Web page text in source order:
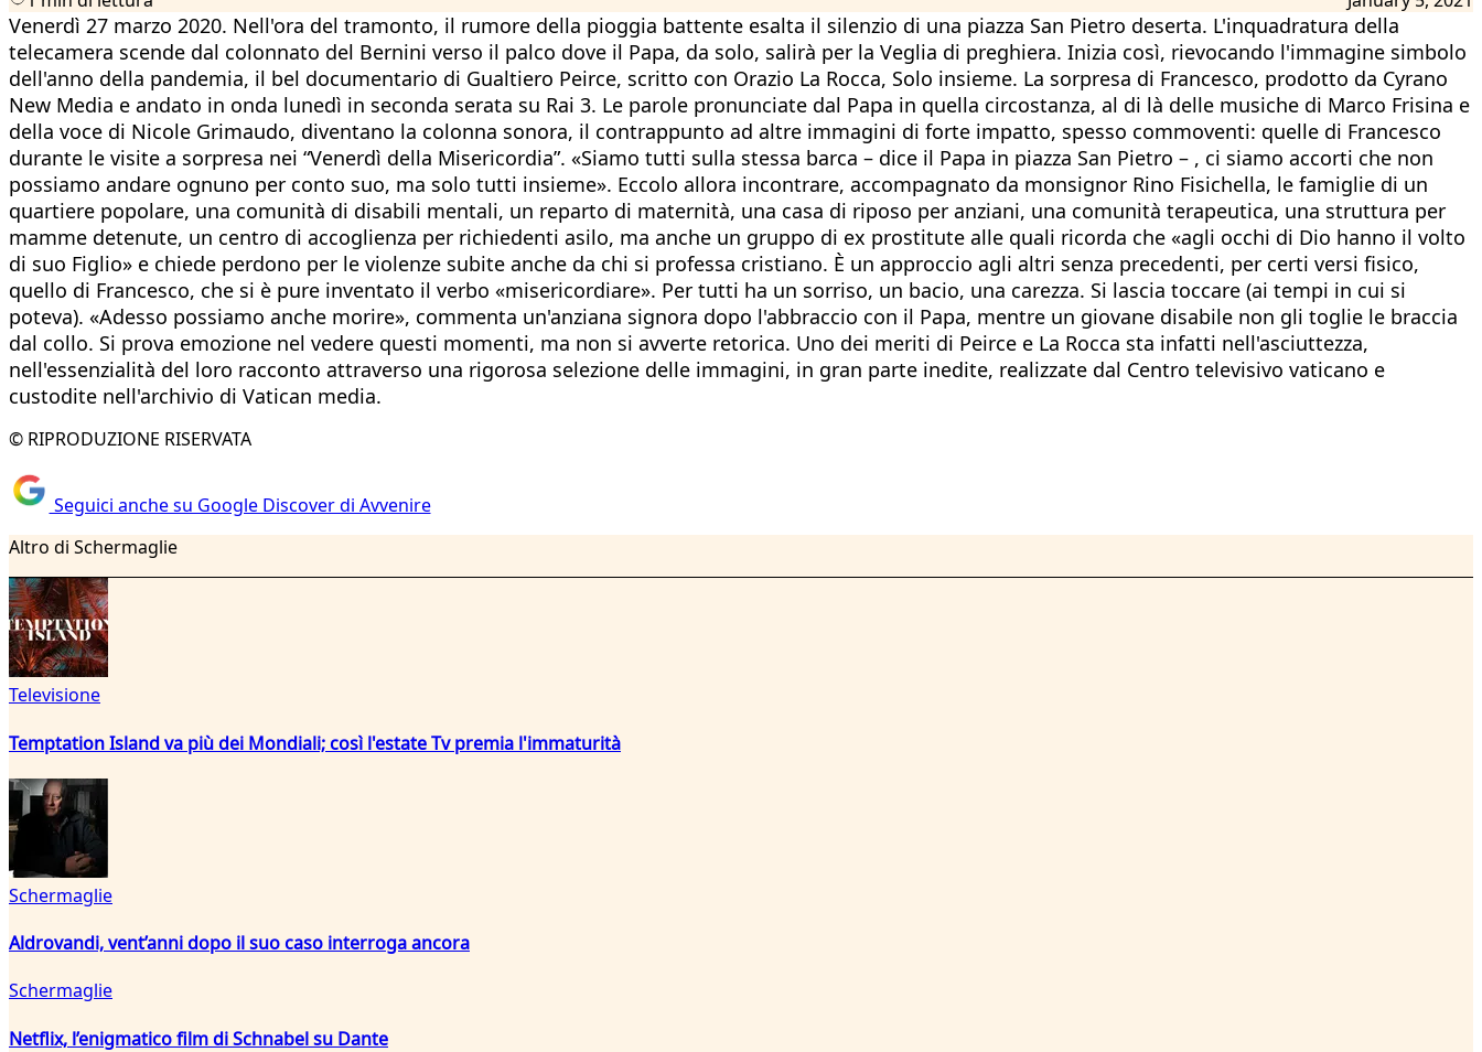
Venerdì 27 marzo 2020. Nell'ora del tramonto, il rumore della pioggia battente esalta il silenzio di una piazza San Pietro deserta. L'inquadratura della
telecamera scende dal colonnato del Bernini verso il palco dove il Papa, da solo, salirà per la Veglia di preghiera. Inizia così, rievocando l'immagine simbolo
dell'anno della pandemia, il bel documentario di Gualtiero Peirce, scritto con Orazio La Rocca, Solo insieme. La sorpresa di Francesco, prodotto da Cyrano
New Media e andato in onda lunedì in seconda serata su Rai 3. Le parole pronunciate dal Papa in quella circostanza, al di là delle musiche di Marco Frisina e
della voce di Nicole Grimaudo, diventano la colonna sonora, il contrappunto ad altre immagini di forte impatto, spesso commoventi: quelle di Francesco
durante le visite a sorpresa nei “Venerdì della Misericordia”. «Siamo tutti sulla stessa barca – dice il Papa in piazza San Pietro – , ci siamo accorti che non
possiamo andare ognuno per conto suo, ma solo tutti insieme». Eccolo allora incontrare, accompagnato da monsignor Rino Fisichella, le famiglie di un
quartiere popolare, una comunità di disabili mentali, un reparto di maternità, una casa di riposo per anziani, una comunità terapeutica, una struttura per
mamme detenute, un centro di accoglienza per richiedenti asilo, ma anche un gruppo di ex prostitute alle quali ricorda che «agli occhi di Dio hanno il volto
di suo Figlio» e chiede perdono per le violenze subite anche da chi si professa cristiano. È un approccio agli altri senza precedenti, per certi versi fisico,
quello di Francesco, che si è pure inventato il verbo «misericordiare». Per tutti ha un sorriso, un bacio, una carezza. Si lascia toccare (ai tempi in cui si
poteva). «Adesso possiamo anche morire», commenta un'anziana signora dopo l'abbraccio con il Papa, mentre un giovane disabile non gli toglie le braccia
dal collo. Si prova emozione nel vedere questi momenti, ma non si avverte retorica. Uno dei meriti di Peirce e La Rocca sta infatti nell'asciuttezza,
nell'essenzialità del loro racconto attraverso una rigorosa selezione delle immagini, in gran parte inedite, realizzate dal Centro televisivo vaticano e
custodite nell'archivio di Vatican media.
© RIPRODUZIONE RISERVATA
Seguici anche su Google Discover di Avvenire
Altro di Schermaglie
Televisione
Temptation Island va più dei Mondiali; così l'estate Tv premia l'immaturità
Schermaglie
Aldrovandi, vent’anni dopo il suo caso interroga ancora
Schermaglie
Netflix, l’enigmatico film di Schnabel su Dante